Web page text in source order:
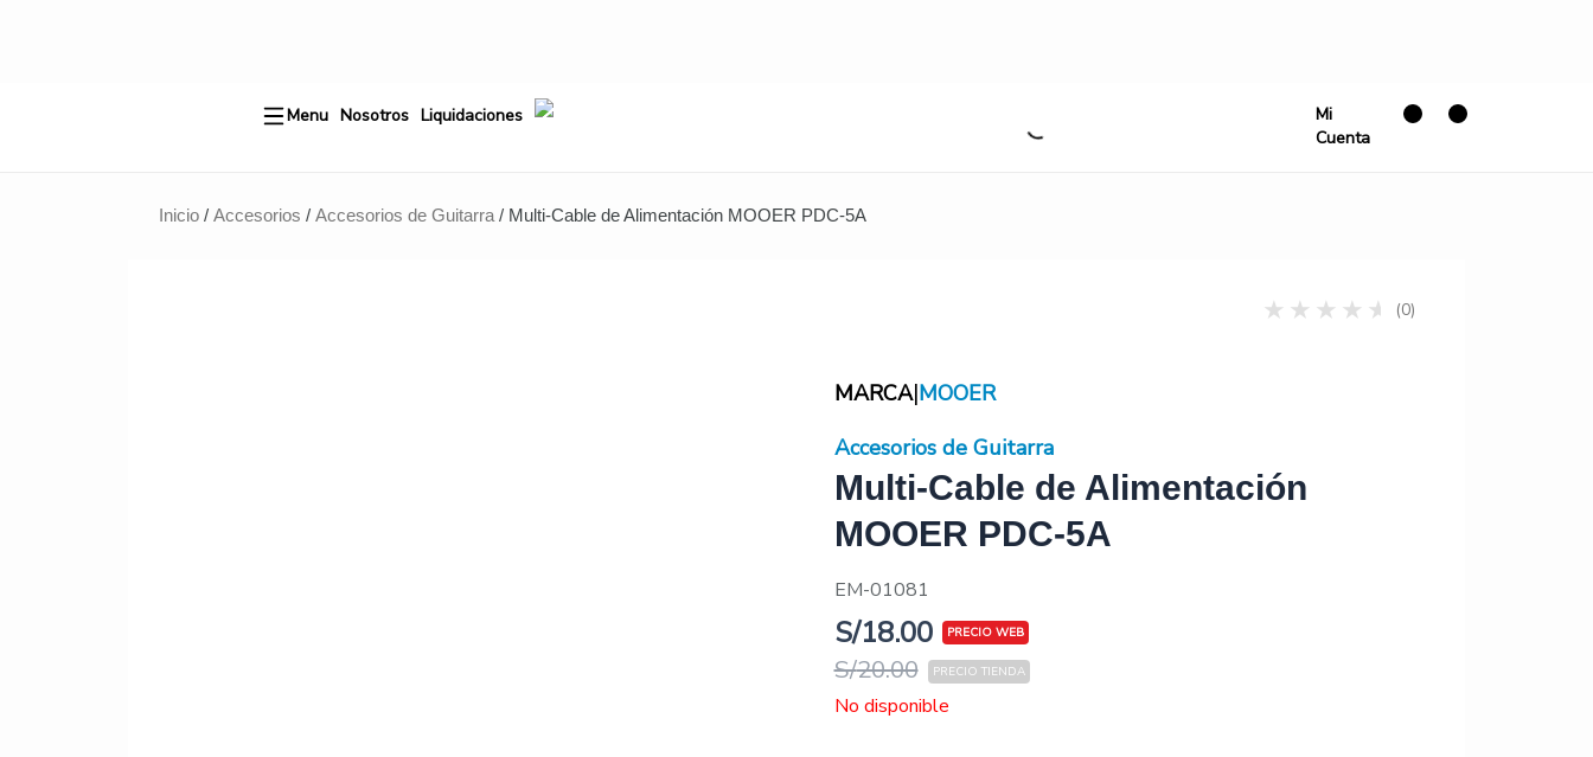
Menu Nosotros Liquidaciones
Mi
Cuenta
Inicio /Accesorios /Accesorios de Guitarra / Multi-Cable de Alimentación MOOER PDC-5A
(0)
MARCA|MOOER
Accesorios de Guitarra
Multi-Cable de Alimentación
MOOER PDC-5A
EM-01081
S/20.00
S/18.00
No disponible